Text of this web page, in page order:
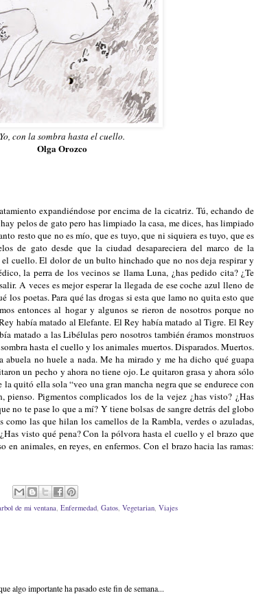
Yo, con la sombra hasta el cuello.
Olga Orozco
expandiéndose por encima de la cicatriz. Tú, echando de
pelos de gato pero has limpiado la casa, me dices, has limpiado
resto que no es mío, que es tuyo, que ni siquiera es tuyo, que es
de gato desde que la ciudad desapareciera del marco de la
cuello. El dolor de un bulto hinchado que no nos deja respirar y
la perra de los vecinos se llama Luna, ¿has pedido cita? ¿Te
A veces es mejor esperar la llegada de ese coche azul lleno de
los poetas. Para qué las drogas si esta que lamo no quita esto que
entonces al hogar y algunos se rieron de nosotros porque no
había matado al Elefante. El Rey había matado al Tigre. El Rey
matado a las Libélulas pero nosotros también éramos monstruos
hasta el cuello y los animales muertos. Disparados. Muertos.
abuela no huele a nada. Me ha mirado y me ha dicho qué guapa
un pecho y ahora no tiene ojo. Le quitaron grasa y ahora sólo
quitó ella sola “veo una gran mancha negra que se endurece con
pienso. Pigmentos complicados los de la vejez ¿has visto? ¿Has
no te pase lo que a mí? Y tiene bolsas de sangre detrás del globo
como las que hilan los camellos de la Rambla, verdes o azuladas,
visto qué pena? Con la pólvora hasta el cuello y el brazo que
en animales, en reyes, en enfermos. Con el brazo hacia las ramas:
de mi ventana, Enfermedad, Gatos, Vegetarian, Viajes
algo importante ha pasado este fin de semana...